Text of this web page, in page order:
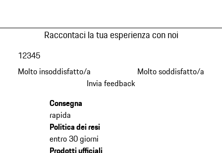
Raccontaci la tua esperienza con noi
Molto insoddisfatto/a
12345
Molto soddisfatto/a
Invia feedback
Consegna
rapida
Politica dei resi
entro 30 giorni